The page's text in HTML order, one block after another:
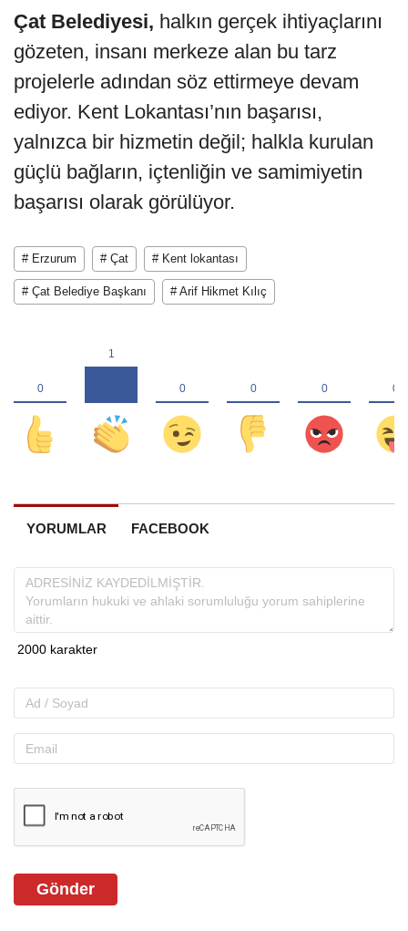
Çat Belediyesi, halkın gerçek ihtiyaçlarını
gözeten, insanı merkeze alan bu tarz
projelerle adından söz ettirmeye devam
ediyor. Kent Lokantası’nın başarısı,
yalnızca bir hizmetin değil; halkla kurulan
güçlü bağların, içtenliğin ve samimiyetin
başarısı olarak görülüyor.
# Erzurum # Çat # Kent lokantası
# Çat Belediye Başkanı # Arif Hikmet Kılıç
YORUMLAR FACEBOOK
Gönder